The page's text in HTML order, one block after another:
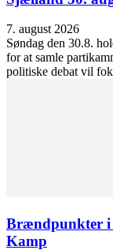
7. august 2026
Søndag den 30.8.
for at samle
politiske debat vil
Brændpunkter i
Kamp